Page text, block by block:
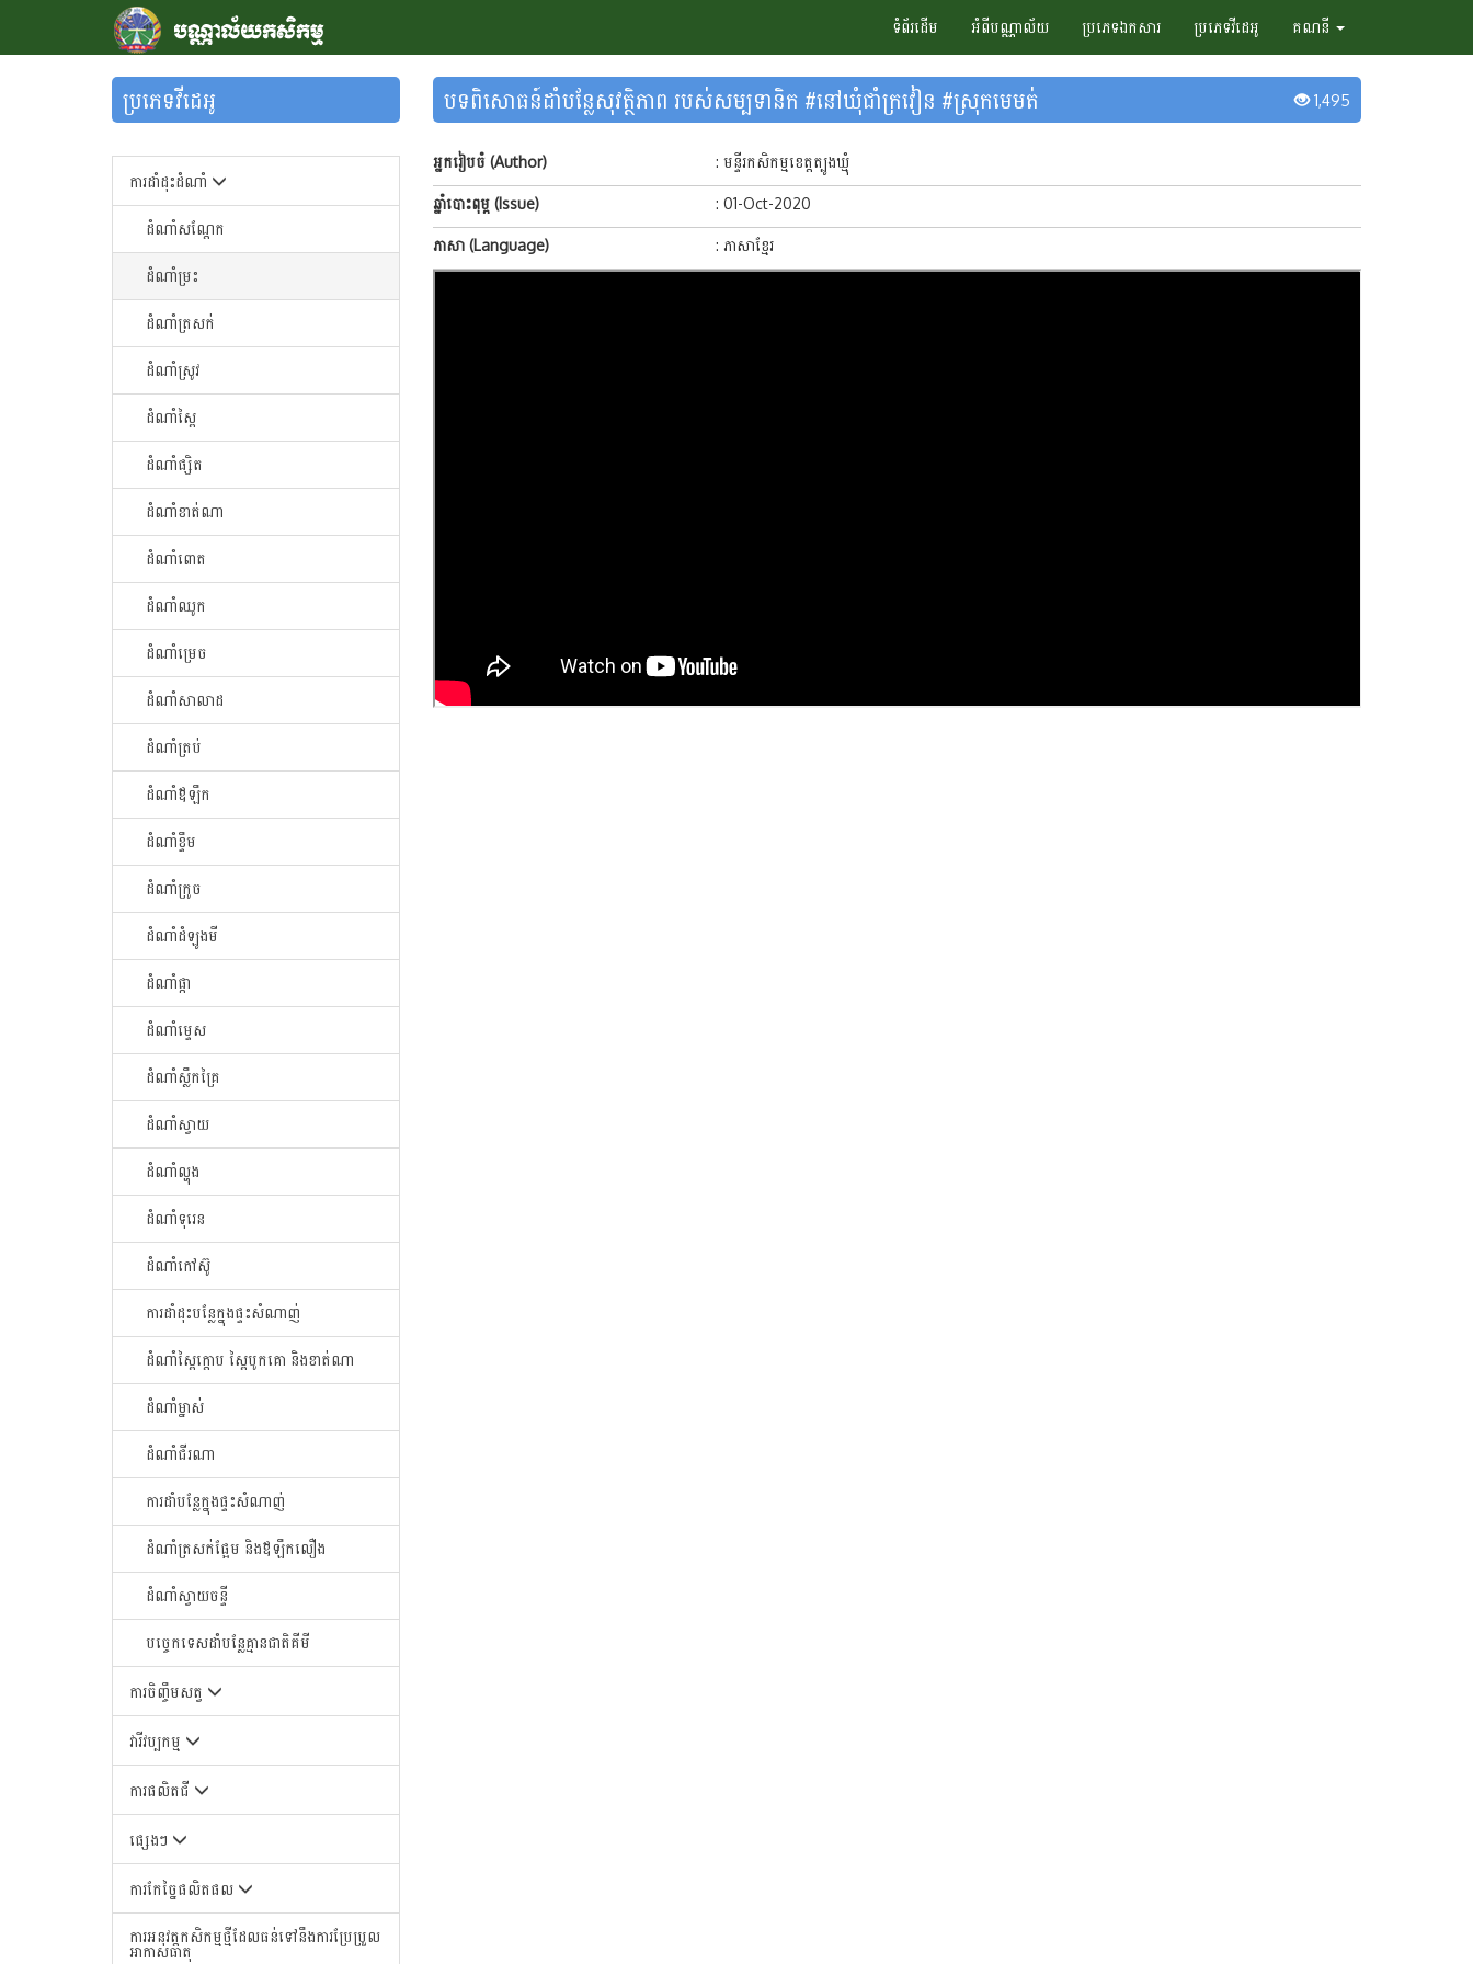
ទំព័រដើម អំពីបណ្ណាល័យ ប្រភេទឯកសារ ប្រភេទវីដេអូ គណនី
ប្រភេទវីដេអូ
ការដាំដុះដំណាំ
ដំណាំសណ្តែក
ដំណាំម្រះ
ដំណាំត្រសក់
ដំណាំស្រូវ
ដំណាំស្ពៃ
ដំណាំផ្សិត
ដំណាំខាត់ណា
ដំណាំពោត
ដំណាំឈូក
ដំណាំម្រេច
ដំណាំសាលាដ
ដំណាំត្រប់
ដំណាំឪឡឹក
ដំណាំខ្ទឹម
ដំណាំក្រូច
ដំណាំដំឡូងមី
ដំណាំផ្កា
ដំណាំម្ទេស
ដំណាំស្លឹកគ្រៃ
ដំណាំស្វាយ
ដំណាំល្ហុង
ដំណាំទុរេន
ដំណាំកៅសូ៊
ការដាំដុះបន្លែក្នុងផ្ទះសំណាញ់
ដំណាំស្ពៃក្តោប ស្ពៃបូកគោ និងខាត់ណា
ដំណាំម្នាស់
ដំណាំជីរណា
ការដាំបន្លែក្នុងផ្ទះសំណាញ់
ដំណាំត្រសក់ផ្អែម និងឪឡឹកលឿង
ដំណាំស្វាយចន្ទី
បច្ចេកទេសដាំបន្លែគ្មានជាតិគីមី
ការចិញ្ចឹមសត្វ
វារីវប្បកម្ម
ការផលិតជី
ផ្សេងៗ
ការកែច្នៃផលិតផល
ការអនុវត្តកសិកម្មថ្មីដែលធន់ទៅនឹងការប្រែប្រួល
អាកាសធាតុ
បទពិសោធន៍ដាំបន្លែសុវត្ថិភាព របស់សម្បទានិក #នៅឃុំជាំក្រវៀន #ស្រុកមេមត់ 1,495
អ្នករៀបចំ (Author) : មន្ទីរកសិកម្មខេត្តត្បូងឃ្មុំ
ឆ្នាំបោះពុម្ព (Issue) : 01-Oct-2020
ភាសា (Language) : ភាសាខ្មែរ